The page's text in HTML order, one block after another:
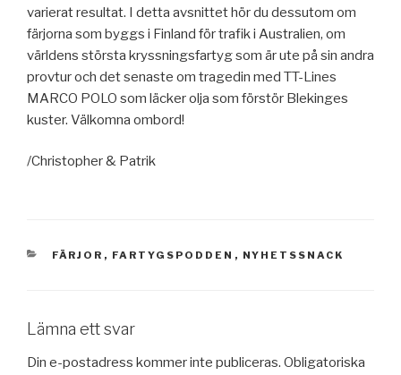
varierat resultat. I detta avsnittet hör du dessutom om
färjorna som byggs i Finland för trafik i Australien, om
världens största kryssningsfartyg som är ute på sin andra
provtur och det senaste om tragedin med TT-Lines
MARCO POLO som läcker olja som förstör Blekinges
kuster. Välkomna ombord!
/Christopher & Patrik
KATEGORIER
FÄRJOR , FARTYGSPODDEN , NYHETSSNACK
Lämna ett svar
Din e-postadress kommer inte publiceras. Obligatoriska